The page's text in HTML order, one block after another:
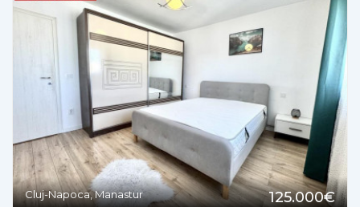
Cluj-Napoca, Manastur 125.000€
2